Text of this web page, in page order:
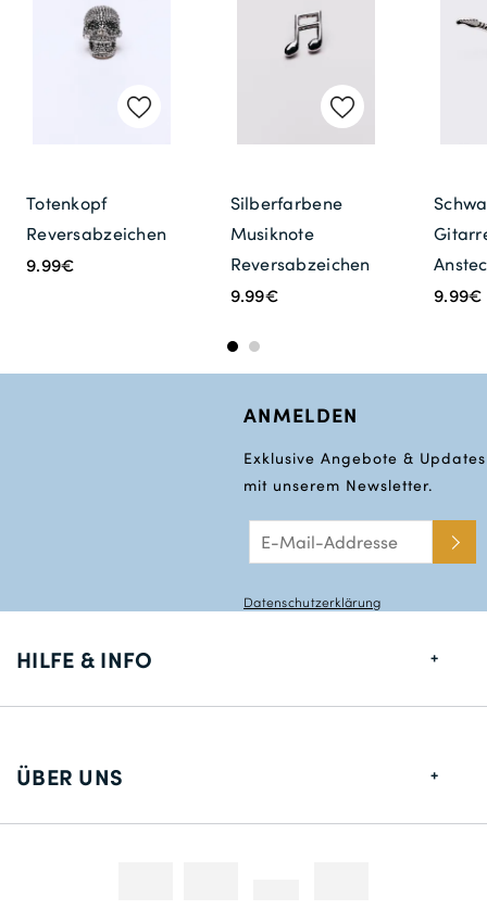
Totenkopf
Reversabzeichen
9.99€
Silberfarbene
Musiknote
Reversabzeichen
9.99€
9.99€
ANMELDEN
Exklusive Angebote & Updates
mit unserem Newsletter.
Datenschutzerklärung
HILFE & INFO
Lieferung
ÜBER UNS